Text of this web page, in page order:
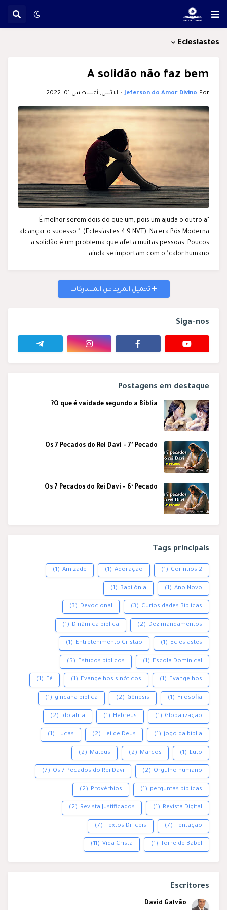
Eclesiastes
A solidão não faz bem
Por
Jeferson do Amor Divino
• الاثنين, أغسطس 01, 2022
"É melhor serem dois do que um, pois um ajuda o outro a
alcançar o sucesso." (Eclesiastes 4.9 NVT). Na era Pós Moderna
a solidão é um problema que afeta muitas pessoas. Poucos
ainda se importam com o "calor humano…
تحميل المزيد من المشاركات
Siga-nos
Postagens em destaque
O que é vaidade segundo a Bíblia?
Os 7 Pecados do Rei Davi - 7º Pecado
Os 7 Pecados do Rei Davi - 6º Pecado
Tags principais
2 Coríntios
(1)
Adoração
(1)
Amizade
(1)
Ano Novo
(1)
Babilônia
(1)
Curiosidades Bíblicas
(3)
Devocional
(3)
Dez mandamentos
(2)
Dinâmica bíblica
(1)
Eclesiastes
(1)
Entretenimento Cristão
(1)
Escola Dominical
(1)
Estudos bíblicos
(5)
Evangelhos
(1)
Evangelhos sinóticos
(1)
Fé
(1)
Filosofia
(1)
Gênesis
(2)
gincana bíblica
(1)
Globalização
(1)
Hebreus
(1)
Idolatria
(2)
jogo da bíblia
(1)
Lei de Deus
(2)
Lucas
(1)
Luto
(1)
Marcos
(2)
Mateus
(2)
Orgulho humano
(2)
Os 7 Pecados do Rei Davi
(7)
perguntas bíblicas
(1)
Provérbios
(2)
Revista Digital
(1)
Revista Justificados
(2)
Tentação
(7)
Textos Difíceis
(7)
Torre de Babel
(1)
Vida Cristã
(11)
Escritores
David Galvão